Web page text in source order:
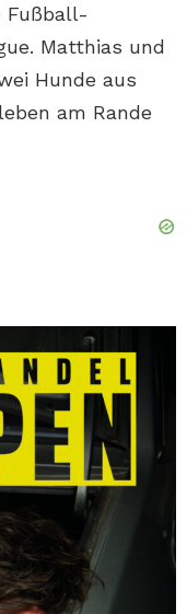
Fußball-
Matthias und
Hunde aus
am Rande